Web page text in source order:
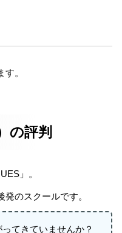
。
の評判
」。
のスクールです。
てきていませんか？